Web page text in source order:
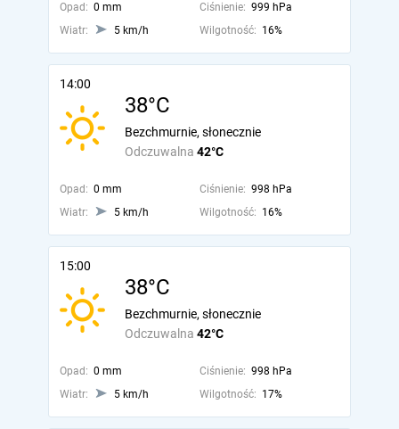
Opad: 0 mm Ciśnienie: 999 hPa
Wiatr:
5 km/h Wilgotność: 16%
14:00
38°C
Odczuwalna 42°C
Bezchmurnie, słonecznie
Opad: 0 mm Ciśnienie: 998 hPa
Wiatr:
5 km/h Wilgotność: 16%
15:00
38°C
Odczuwalna 42°C
Bezchmurnie, słonecznie
Opad: 0 mm Ciśnienie: 998 hPa
Wiatr:
5 km/h Wilgotność: 17%